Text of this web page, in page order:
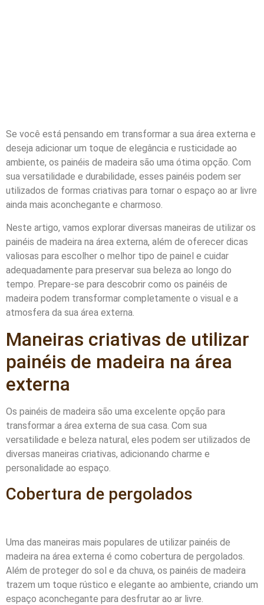
Se você está pensando em transformar a sua área externa e
deseja adicionar um toque de elegância e rusticidade ao
ambiente, os painéis de madeira são uma ótima opção. Com
sua versatilidade e durabilidade, esses painéis podem ser
utilizados de formas criativas para tornar o espaço ao ar livre
ainda mais aconchegante e charmoso.
Neste artigo, vamos explorar diversas maneiras de utilizar os
painéis de madeira na área externa, além de oferecer dicas
valiosas para escolher o melhor tipo de painel e cuidar
adequadamente para preservar sua beleza ao longo do
tempo. Prepare-se para descobrir como os painéis de
madeira podem transformar completamente o visual e a
atmosfera da sua área externa.
Maneiras criativas de utilizar
painéis de madeira na área
externa
Os painéis de madeira são uma excelente opção para
transformar a área externa de sua casa. Com sua
versatilidade e beleza natural, eles podem ser utilizados de
diversas maneiras criativas, adicionando charme e
personalidade ao espaço.
Cobertura de pergolados
Uma das maneiras mais populares de utilizar painéis de
madeira na área externa é como cobertura de pergolados.
Além de proteger do sol e da chuva, os painéis de madeira
trazem um toque rústico e elegante ao ambiente, criando um
espaço aconchegante para desfrutar ao ar livre.